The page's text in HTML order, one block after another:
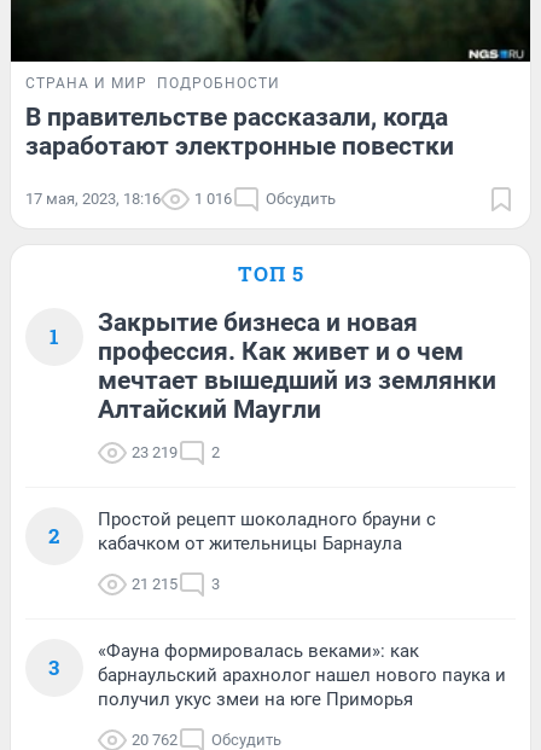
СТРАНА И МИР ПОДРОБНОСТИ
В правительстве рассказали, когда
заработают электронные повестки
17 мая, 2023, 18:16 1 016 Обсудить
ТОП 5
1
Закрытие бизнеса и новая
профессия. Как живет и о чем
мечтает вышедший из землянки
Алтайский Маугли
23 219 2
2
Простой рецепт шоколадного брауни с
кабачком от жительницы Барнаула
21 215 3
3
«Фауна формировалась веками»: как
барнаульский арахнолог нашел нового паука и
получил укус змеи на юге Приморья
20 762 Обсудить